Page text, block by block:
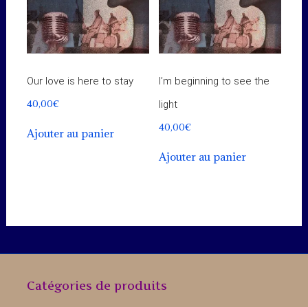
Our love is here to stay
40,00€
Ajouter au panier
I’m beginning to see the
light
40,00€
Ajouter au panier
Catégories de produits